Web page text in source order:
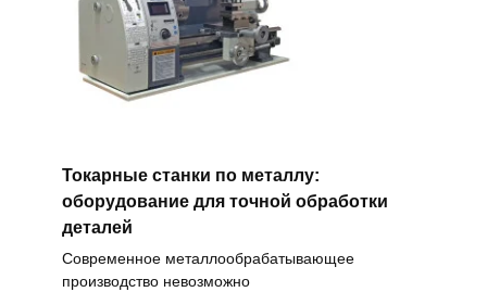
Токарные станки по металлу:
оборудование для точной обработки
деталей
Современное металлообрабатывающее
производство невозможно